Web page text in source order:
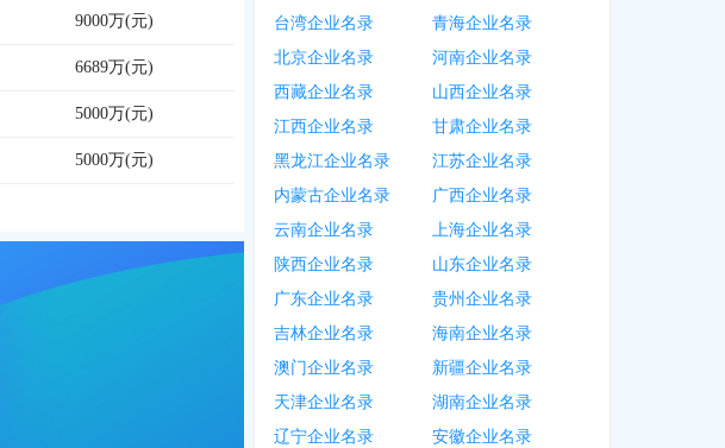
9000万(元)
6689万(元)
5000万(元)
5000万(元)
台湾企业名录
青海企业名录
北京企业名录
河南企业名录
西藏企业名录
山西企业名录
江西企业名录
甘肃企业名录
黑龙江企业名录
江苏企业名录
内蒙古企业名录
广西企业名录
云南企业名录
上海企业名录
陕西企业名录
山东企业名录
广东企业名录
贵州企业名录
吉林企业名录
海南企业名录
澳门企业名录
新疆企业名录
天津企业名录
湖南企业名录
辽宁企业名录
安徽企业名录